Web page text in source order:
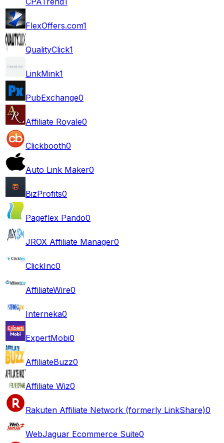
FlexOffers.com1
QualityClick1
LinkMink1
PubExchange0
Affiliate Royale0
Clickbooth0
Auto Link Maker0
BizProfits0
Pageflex Pando0
JROX Affiliate Manager0
ClickInc0
AffiliateWire0
Interneka0
ExpertMobi0
AffiliateBuzz0
Affiliate Wiz0
Rakuten Affiliate Network (formerly LinkShare)0
WebJaguar Ecommerce Suite0